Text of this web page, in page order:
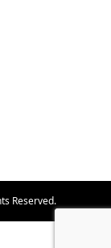
Reserved.